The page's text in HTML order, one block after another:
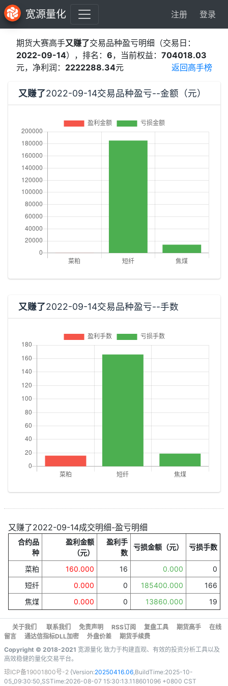
宽源量化 注册 登录
期货大赛高手又赚了交易品种盈亏明细（交易日：
2022-09-14），排名： 6，当前权益： 704018.03
元，净利润： 2222288.34元 返回高手榜
又赚了2022-09-14交易品种盈亏--金额（元）
又赚了2022-09-14交易品种盈亏--手数
又赚了2022-09-14成交明细-盈亏明细
合约品
种
盈利金额
（元）
盈利手
数
亏损金额（元） 亏损手数
菜粕 160.000 16 0.000
0
短纤
0.000 0 185400.000
166
焦煤
0.000 0 13860.000 19
关于我们 联系我们 免责声明 RSS订阅 复盘工具 期货高手
在线
留言
通达信指标DLL加密 外盘价差
期货手续费
Copyright © 2018-2021 宽源量化 致力于构建直观、有效的投资分析工具以及
高效稳健的量化交易平台。
琼ICP备19001800号-2 {Version:20250416.06,BuildTime:2025-10-
05_09:30:50,SSTime:2026-08-07 15:30:13.118601096 +0800 CST